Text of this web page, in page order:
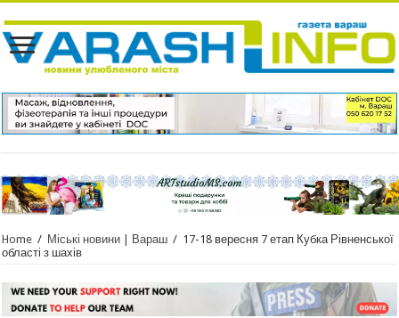
Home / Міські новини | Вараш / 17-18 вересня 7 етап Кубка Рівненської
області з шахів